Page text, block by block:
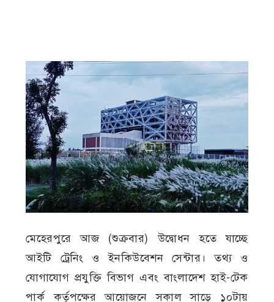
মেহেরপুরে আজ (শুক্রবার) উদ্বোধন হতে যাচ্ছে
আইটি ট্রেনিং ও ইনকিউবেশন সেন্টার। তথ্য ও
যোগাযোগ প্রযুক্তি বিভাগ এবং বাংলাদেশ হাই-টেক
পার্ক কর্তৃপক্ষের আয়োজনে সকাল সাড়ে ১০টায়